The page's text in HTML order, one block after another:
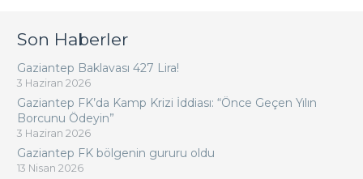
Son Haberler
Gaziantep Baklavası 427 Lira!
3 Haziran 2026
Gaziantep FK’da Kamp Krizi İddiası: “Önce Geçen Yılın
Borcunu Ödeyin”
3 Haziran 2026
Gaziantep FK bölgenin gururu oldu
13 Nisan 2026